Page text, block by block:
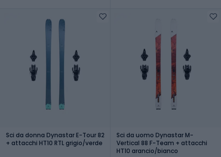
Sci da donna Dynastar E-Tour 82
+ attacchi HT10 RTL grigio/verde
Sci da uomo Dynastar M-
Vertical 88 F-Team + attacchi
HT10 arancio/bianco